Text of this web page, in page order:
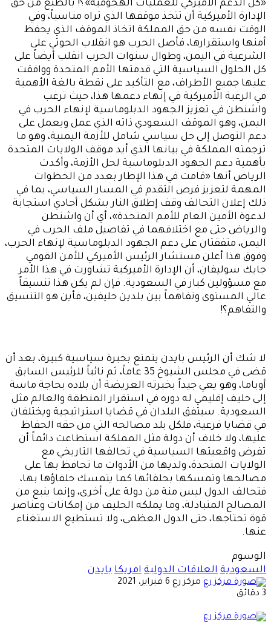
«كل الدعم الأميركي للعمليات الهجومية»؟! بالطبع من حق
الإدارة الأميركية أن تتخذ موقفها الذي تراه مناسباً، وفي
الوقت نفسه من حق المملكة اتخاذ الموقف الذي يحفظ
أمنها واستقرارها، فأصل الحرب هو انقلاب الحوثي على
الشرعية في اليمن، وطوال سنوات الحرب انقلب أيضاً على
كل الحلول السياسية التي قدمتها الأمم المتحدة ووافقت
عليها جميع الأطراف، مع التأكيد على نقطة بالغة الأهمية
في الرغبة الأميركية في إنهاء دعمها هذا، حيث ترغب
واشنطن في تعزيز الجهود الدبلوماسية لإنهاء الحرب في
اليمن، وهو الموقف السعودي ذاته الذي عمل ويعمل على
دعم التوصل إلى حل سياسي شامل للأزمة اليمنية، وهو ما
ترجمته المملكة في بيانها الذي أيد موقف الولايات المتحدة
بأهمية دعم الجهود الدبلوماسية لحل الأزمة، وأكدت
الرياض أنها «قامت في هذا الإطار بعدد من الخطوات
المهمة لتعزيز فرص التقدم في المسار السياسي، بما في
ذلك إعلان التحالف وقف إطلاق النار بشكل أحادي استجابة
لدعوة الأمين العام للأمم المتحدة»، أي أن واشنطن
والرياض حتى مع اختلافهما في تفاصيل ملف الحرب في
اليمن، متفقتان على دعم الجهود الدبلوماسية لإنهاء الحرب،
وفوق هذا أعلن مستشار الرئيس الأميركي للأمن القومي
جايك سوليفان، أن الإدارة الأميركية تشاورت في هذا الأمر
مع مسؤولين كبار في السعودية. فإن لم يكن هذا تنسيقاً
عالي المستوى وتفاهماً بين بلدين حليفين، فأين هو التنسيق
والتفاهم؟!
لا شك أن الرئيس بايدن يتمتع بخبرة سياسية كبيرة، بعد أن
قضى في مجلس الشيوخ 35 عاماً، ثم نائباً للرئيس السابق
أوباما، وهو يعي جيداً بخبرته العريضة أن بلاده بحاجة ماسة
إلى حليف إقليمي له دوره في استقرار المنطقة والعالم مثل
السعودية. سيتفق البلدان في قضايا استراتيجية ويختلفان
في قضايا فرعية، فلكل بلد مصالحه التي من حقه الحفاظ
عليها، ولا خلاف أن دولة مثل المملكة استطاعت دائماً أن
تفرض واقعيتها السياسية في تحالفها التاريخي مع
الولايات المتحدة، ولديها من الأدوات ما تحافظ بها على
مصالحها وتمسكها بحلفائها كما يتمسك حلفاؤها بها،
فتحالف الدول ليس منة من دولة على أخرى، وإنما ينبع من
المصالح المتبادلة، وما يملكه الحليف من إمكانات وعناصر
قوة تحتاجها، حتى الدول العظمى، ولا تستطيع الاستغناء
عنها.
الوسوم
السعودية العلاقات الدولية امريكا بايدن
مركز رع أرسل
6 فبراير، 2021
3 دقائق